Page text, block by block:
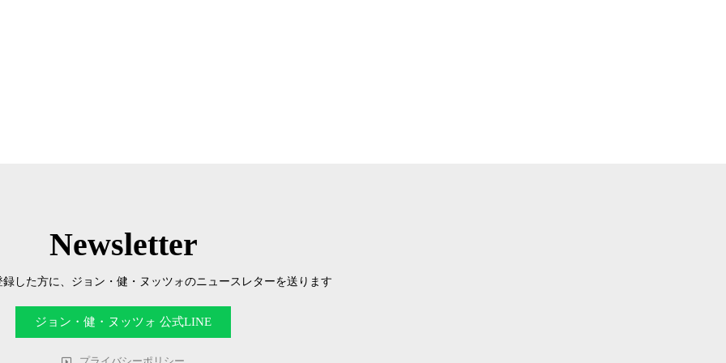
Newsletter
した方に、ジョン・健・ヌッツォのニュースレターを送ります
ジョン・健・ヌッツォ 公式LINE